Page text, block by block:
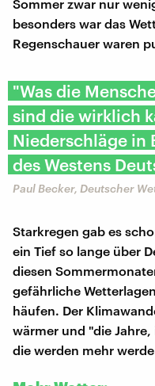
Sommer zwar nur
besonders war das
Regenschauer waren
"Was die
sind die wirklich
Niederschläge in
des Westens
Paul Becker, Deutscher
Starkregen gab es
ein Tief so lange über
diesen
gefährliche
häufen. Der
wärmer und "die
die werden mehr